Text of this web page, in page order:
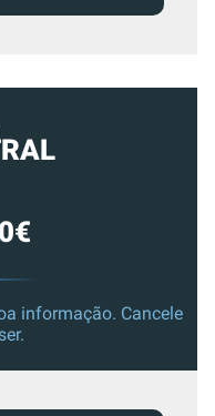
informação. Cancele